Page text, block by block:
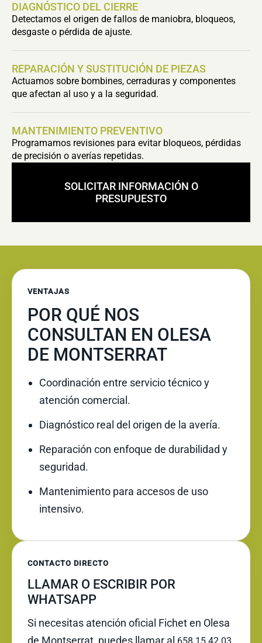
DIAGNÓSTICO DEL CIERRE
Detectamos el origen de fallos de maniobra, bloqueos,
desgaste o pérdida de ajuste.
REPARACIÓN Y SUSTITUCIÓN DE PIEZAS
Actuamos sobre bombines, cerraduras y componentes
que afectan al uso y a la seguridad.
MANTENIMIENTO PREVENTIVO
Programamos revisiones para evitar bloqueos, pérdidas
de precisión o averías repetidas.
SOLICITAR INFORMACIÓN O
PRESUPUESTO
VENTAJAS
POR QUÉ NOS
CONSULTAN EN OLESA
DE MONTSERRAT
Coordinación entre servicio técnico y
atención comercial.
Diagnóstico real del origen de la avería.
Reparación con enfoque de durabilidad y
seguridad.
Mantenimiento para accesos de uso
intensivo.
CONTACTO DIRECTO
LLAMAR O ESCRIBIR POR
WHATSAPP
Si necesitas atención oficial Fichet en Olesa
de Montserrat, puedes llamar al